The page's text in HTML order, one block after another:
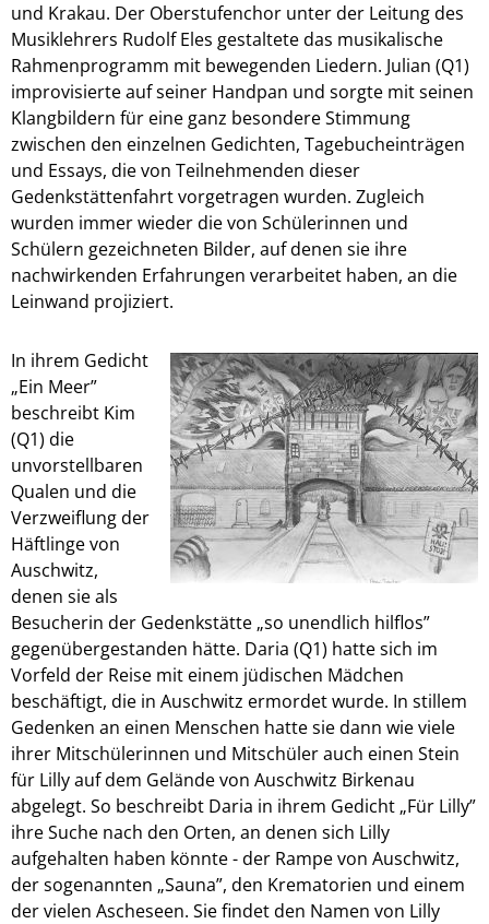
und Krakau. Der Oberstufenchor unter der Leitung des
Musiklehrers Rudolf Eles gestaltete das musikalische
Rahmenprogramm mit bewegenden Liedern. Julian (Q1)
improvisierte auf seiner Handpan und sorgte mit seinen
Klangbildern für eine ganz besondere Stimmung
zwischen den einzelnen Gedichten, Tagebucheinträgen
und Essays, die von Teilnehmenden dieser
Gedenkstättenfahrt vorgetragen wurden. Zugleich
wurden immer wieder die von Schülerinnen und
Schülern gezeichneten Bilder, auf denen sie ihre
nachwirkenden Erfahrungen verarbeitet haben, an die
Leinwand projiziert.
In ihrem Gedicht
„Ein Meer”
beschreibt Kim
(Q1) die
unvorstellbaren
Qualen und die
Verzweiflung der
Häftlinge von
Auschwitz,
denen sie als
Besucherin der Gedenkstätte „so unendlich hilflos”
gegenübergestanden hätte. Daria (Q1) hatte sich im
Vorfeld der Reise mit einem jüdischen Mädchen
beschäftigt, die in Auschwitz ermordet wurde. In stillem
Gedenken an einen Menschen hatte sie dann wie viele
ihrer Mitschülerinnen und Mitschüler auch einen Stein
für Lilly auf dem Gelände von Auschwitz Birkenau
abgelegt. So beschreibt Daria in ihrem Gedicht „Für Lilly”
ihre Suche nach den Orten, an denen sich Lilly
aufgehalten haben könnte - der Rampe von Auschwitz,
der sogenannten „Sauna”, den Krematorien und einem
der vielen Ascheseen. Sie findet den Namen von Lilly